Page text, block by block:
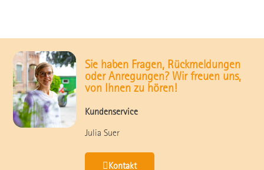
Sie haben Fragen, Rückmeldungen
oder Anregungen? Wir freuen uns,
von Ihnen zu hören!
Kundenservice
Julia Suer
Kontakt